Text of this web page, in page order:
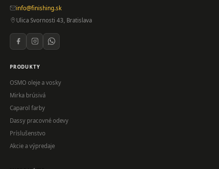
info@finishing.sk
Ulica Svornosti 43, Bratislava
PRODUKTY
OSMO oleje a vosky
Mirka brúsivá
Caparol farby
Dassy pracovné odevy
Príslušenstvo
Akcie a výpredaje